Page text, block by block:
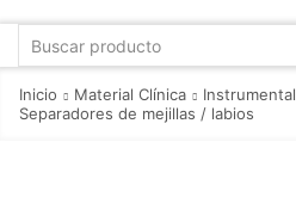
Inicio Material Clínica
Instrumental
Separadores de mejillas / labios